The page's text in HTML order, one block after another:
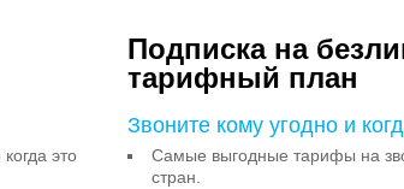
это
Подписка на
тарифный план
Звоните кому угодно и
Самые выгодные тарифы на
стран.